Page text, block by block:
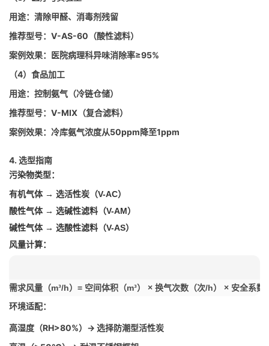
用途：清除甲醛、消毒剂残留
推荐型号：V-AS-60（酸性滤料）
案例效果：医院病理科异味消除率≥95%
（4）食品加工
用途：控制氨气（冷链仓储）
推荐型号：V-MIX（复合滤料）
案例效果：冷库氨气浓度从50ppm降至1ppm
4. 选型指南
污染物类型：
有机气体 → 选活性炭（V-AC）
酸性气体 → 选碱性滤料（V-AM）
碱性气体 → 选酸性滤料（V-AS）
风量计算：
需求风量（m³/h）= 空间体积（m³） × 换气次数（次/h） × 安全系
环境适配：
高湿度（RH>80%）→ 选择防潮型活性炭